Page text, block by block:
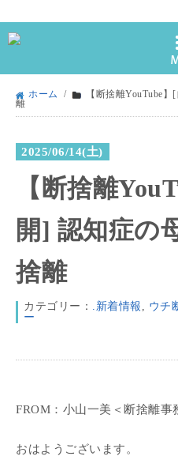
ホーム /
【断捨離YouTube
離
2025/06/14(土)
【断捨離
開] 認知症の
捨離
カテゴリー： .新着情報 , ウチ
ー
FROM：小山一美＜断捨離事
おはようございます。